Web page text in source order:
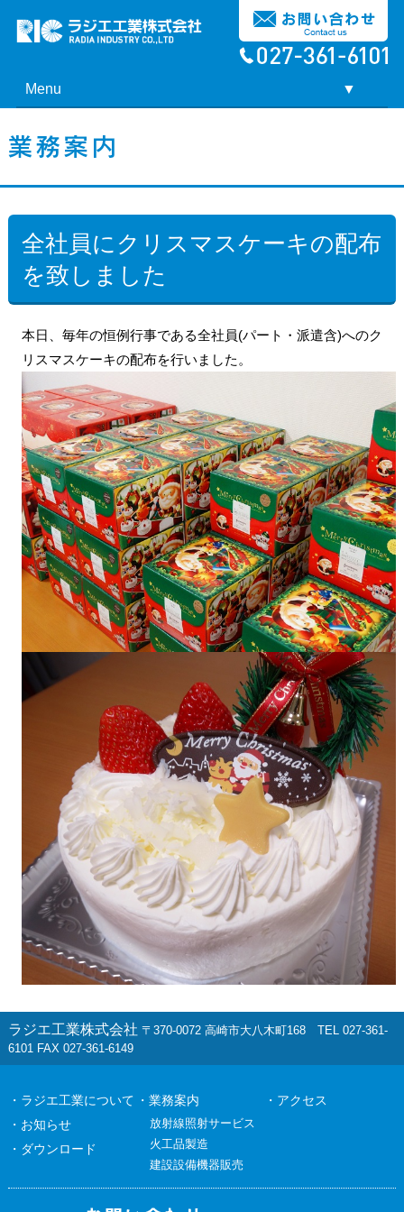
Menu ▼
全社員にクリスマスケーキの配布
を致しました
本日、毎年の恒例行事である全社員(パート・派遣含)へのク
リスマスケーキの配布を行いました。
ラジエ工業株式会社 〒370-0072 高崎市大八木町168 TEL 027-361-
6101 FAX 027-361-6149
・ラジエ工業について
・お知らせ
・ダウンロード
・業務案内
放射線照射サービス
火工品製造
建設設備機器販売
・アクセス